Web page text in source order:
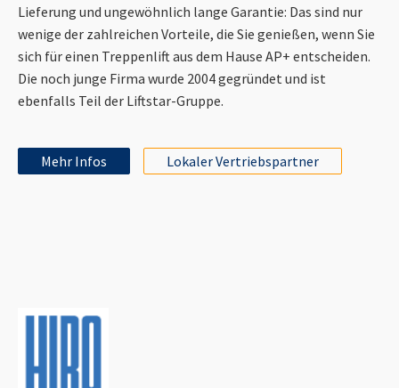
Lieferung und ungewöhnlich lange Garantie: Das sind nur
wenige der zahlreichen Vorteile, die Sie genießen, wenn Sie
sich für einen Treppenlift aus dem Hause AP+ entscheiden.
Die noch junge Firma wurde 2004 gegründet und ist
ebenfalls Teil der Liftstar-Gruppe.
Mehr Infos Lokaler Vertriebspartner